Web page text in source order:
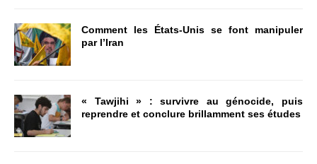
Comment les États-Unis se font manipuler
par l’Iran
« Tawjihi » : survivre au génocide, puis
reprendre et conclure brillamment ses études